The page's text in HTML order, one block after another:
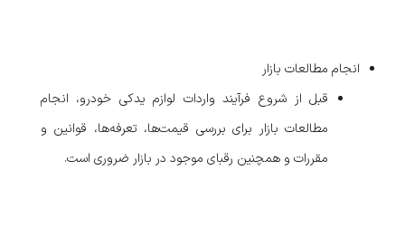
انجام مطالعات بازار
قبل از شروع فرآیند واردات لوازم یدکی خودرو، انجام
مطالعات بازار برای بررسی قیمت‌ها، تعرفه‌ها، قوانین و
مقررات و همچنین رقبای موجود در بازار ضروری است.